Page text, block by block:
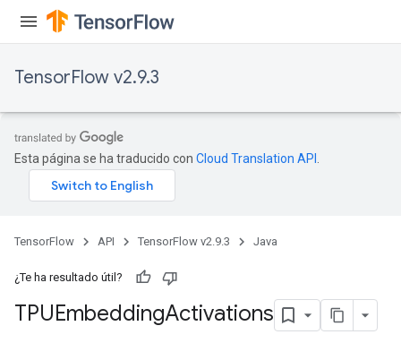
TensorFlow v2.9.3
Esta página se ha traducido con Cloud Translation API
TensorFlow API TensorFlow v2.9.3 Java
¿Te ha resultado útil?
TPUEmbeddingActivations